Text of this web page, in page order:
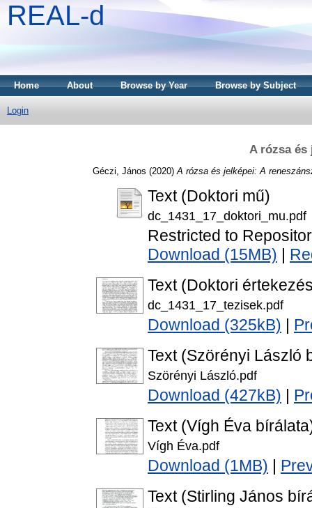
REAL-d
Home About Browse by Year Browse by Subject
Login
A rózsa és
Géczi, János (2020) A rózsa és jelképei: A
Text (Doktori mű)
dc_1431_17_doktori_mu.pdf
Restricted to
Download (15MB)
Text (Doktori
dc_1431_17_tezisek.pdf
Download (325kB)
Text (Szörényi László
Szörényi László.pdf
Download (427kB)
Text (Vígh Éva
Vígh Éva.pdf
Download (1MB)
Text (Stirling János